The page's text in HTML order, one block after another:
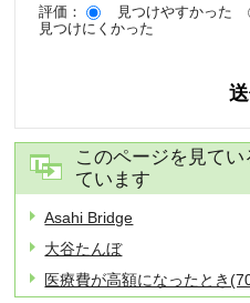
評価： 見つけやすかった
見つけにくかった
このページを見て
ています
Asahi Bridge
大谷たんぼ
医療費が高額になったとき